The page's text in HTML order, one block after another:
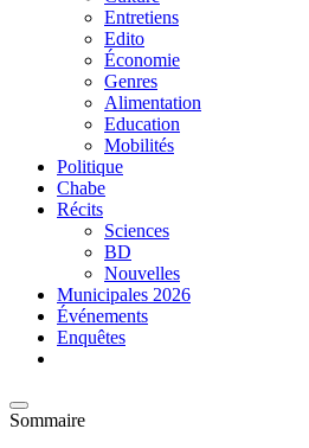
Entretiens
Edito
Économie
Genres
Alimentation
Education
Mobilités
Politique
Chabe
Récits
Sciences
BD
Nouvelles
Municipales 2026
Événements
Enquêtes
Sommaire